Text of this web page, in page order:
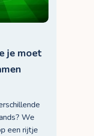
je moet
We
een rijtje